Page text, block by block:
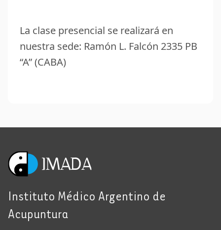
La clase presencial se realizará en
nuestra sede: Ramón L. Falcón 2335 PB
“A” (CABA)
Instituto Médico Argentino de
Acupuntura